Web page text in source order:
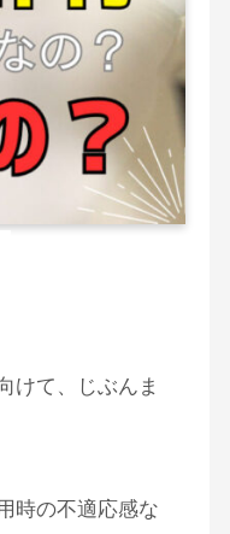
けて、じぶんま
時の不適応感な